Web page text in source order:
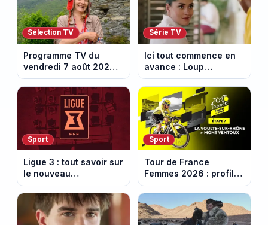
Sélection TV
Programme TV du
vendredi 7 août 2026 :
notre sélection pour
votre soirée télé
Série TV
Ici tout commence en
avance : Loup
découvre la trahison
de Bianca. Episode du
10 août 2026 (spoiler)
Sport
Ligue 3 : tout savoir sur
le nouveau
championnat qui
succède au National
Sport
Tour de France
Femmes 2026 : profil
et horaires de la 7e
étape entre La Voulte-
sur-Rhône et le Mont
Ventoux